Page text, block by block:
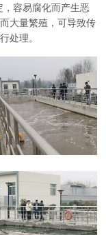
容易腐化而产生恶
大量繁殖，可导致传
处理。